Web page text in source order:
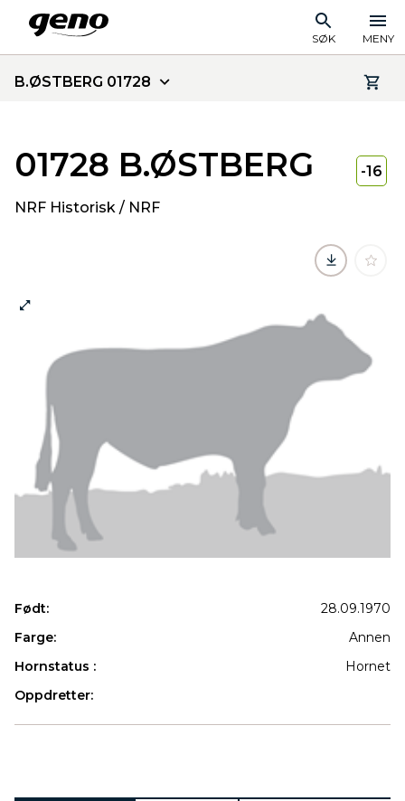
SØK MENY
B.ØSTBERG 01728
01728 B.ØSTBERG
NRF Historisk / NRF
-16
Født:
28.09.1970
Farge:
Annen
Hornstatus :
Hornet
Oppdretter: